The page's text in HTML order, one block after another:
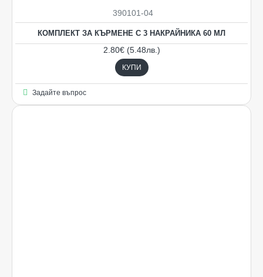
390101-04
КОМПЛЕКТ ЗА КЪРМЕНЕ С 3 НАКРАЙНИКА 60 МЛ
2.80€ (5.48лв.)
КУПИ
Задайте въпрос